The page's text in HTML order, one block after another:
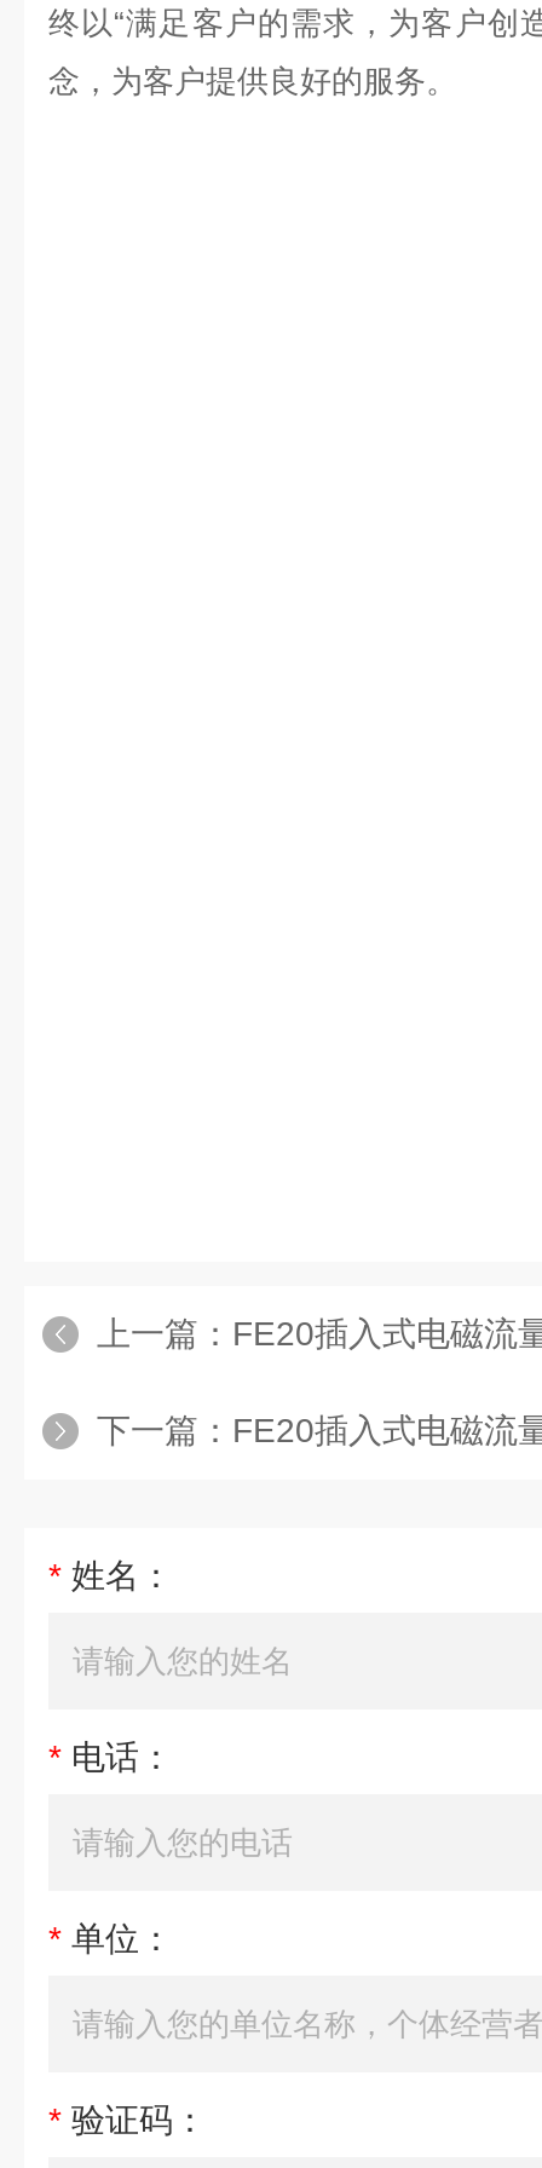
终以“满足客户的需求，为客户创
念，为客户提供良好的服务。
上一篇： FE20插入式电磁流
下一篇： FE20插入式电磁流
* 姓名：
* 电话：
* 单位：
* 验证码：